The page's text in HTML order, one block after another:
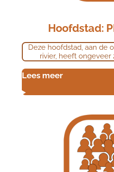
Hoofdstad:
Deze hoofdstad, aan de
rivier, heeft ongeveer
Lees meer